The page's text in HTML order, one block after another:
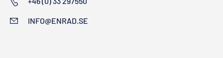
INFO@ENRAD.SE